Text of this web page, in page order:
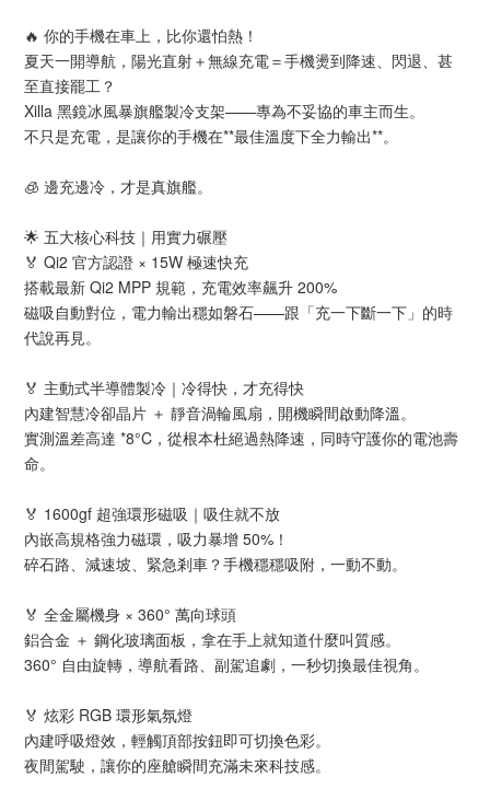
🔥 你的手機在車上，比你還怕熱！
夏天一開導航，陽光直射＋無線充電＝手機燙到降速、閃退、甚
至直接罷工？
Xilla 黑鏡冰風暴旗艦製冷支架——專為不妥協的車主而生。
不只是充電，是讓你的手機在**最佳溫度下全力輸出**。
🧊 邊充邊冷，才是真旗艦。
🌟 五大核心科技｜用實力碾壓
🏅 Qi2 官方認證 × 15W 極速快充
搭載最新 Qi2 MPP 規範，充電效率飆升 200%
磁吸自動對位，電力輸出穩如磐石——跟「充一下斷一下」的時
代說再見。
🏅 主動式半導體製冷｜冷得快，才充得快
內建智慧冷卻晶片 ＋ 靜音渦輪風扇，開機瞬間啟動降溫。
實測溫差高達 *8°C，從根本杜絕過熱降速，同時守護你的電池壽
命。
🏅 1600gf 超強環形磁吸｜吸住就不放
內嵌高規格強力磁環，吸力暴增 50%！
碎石路、減速坡、緊急剎車？手機穩穩吸附，一動不動。
🏅 全金屬機身 × 360° 萬向球頭
鋁合金 ＋ 鋼化玻璃面板，拿在手上就知道什麼叫質感。
360° 自由旋轉，導航看路、副駕追劇，一秒切換最佳視角。
🏅 炫彩 RGB 環形氣氛燈
內建呼吸燈效，輕觸頂部按鈕即可切換色彩。
夜間駕駛，讓你的座艙瞬間充滿未來科技感。